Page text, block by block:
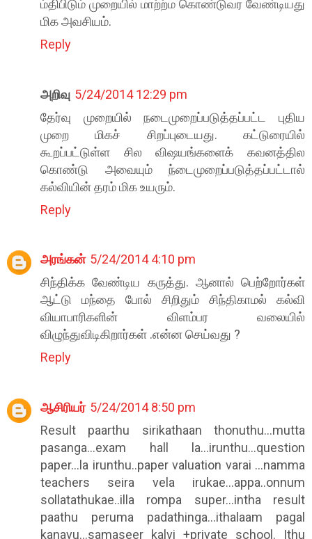
ம்திபிடும் முறையில் மாற்ற்ம கொண்டுவர வேண்டியது
மிக அவசியம்.
Reply
அறிவு 5/24/2014 12:29 pm
தேர்வு முறையில் நடைமுறைப்படுத்தப்பட்ட புதிய
முறை மிகச் சிறப்புடையது. கட்டுரையில்
கூறப்பட்டுள்ள சில விஷயங்களைக் கவனத்தில
கொண்டு அவையும் ந்டைமுறைப்படுத்தப்பட்டால்
கல்வியின் தரம் மிக உயரும்.
Reply
அரங்கன் 5/24/2014 4:10 pm
சிந்திக்க வேண்டிய கருத்து. ஆனால் பெற்றோர்கள்
ஆட்டு மந்தை போல் சிறிதும் சிந்திகாமல் கல்வி
வியாபாரிகளின் விளம்பர வலையில்
விழுந்துவிடிகிறார்கள் .என்ன செய்வது ?
Reply
ஆசிரியர் 5/24/2014 8:50 pm
Result paarthu sirikathaan thonuthu...mutta
pasanga...exam hall la...irunthu...question
paper...la irunthu..paper valuation varai ...namma
teachers seira vela irukae...appa..onnum
sollatathukae..illa rompa super...intha result
paathu peruma padathinga...ithalaam pagal
kanavu...samaseer kalvi +private school. Ithu